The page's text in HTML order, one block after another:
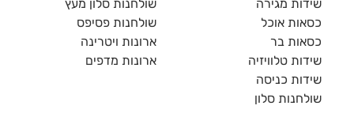
שידות מגירה
כסאות אוכל
כסאות בר
שידות טלוויזיה
שידות כניסה
שולחנות סלון
שולחנות סלון מעץ
שולחנות פסיפס
ארונות ויטרינה
ארונות מדפים